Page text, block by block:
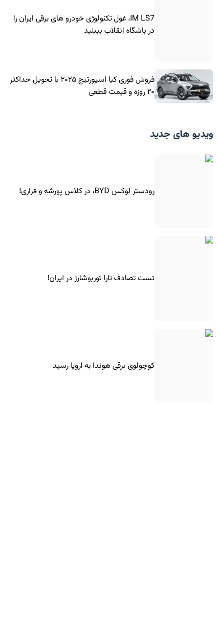
IM LS7، غول تکنولوژی خودرو های برقی ایران را
در باشگاه انقلاب ببینید
فروش فوری کیا اسپورتیج ۲۰۲۵ با تحویل حداکثر
۲۰ روزه و قیمت قطعی
ویدیو های جدید
رودستر لوکس BYD، در کلاس پورشه و فراری!
تست تصادف تارا توربوشارژ در ایران!
کوچولوی برقی هوندا به اروپا رسید